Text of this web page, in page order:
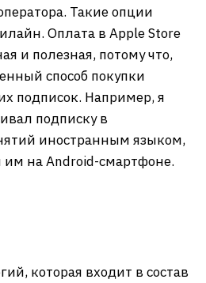
Такие опции
Оплата в Apple Store
и полезная, потому что,
способ покупки
подписок. Например, я
подписку в
иностранным языком,
им на Android-смартфоне.
которая входит в состав